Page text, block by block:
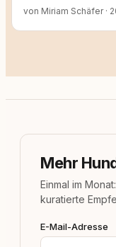
von Miriam Schäfer ·
Mehr
Einmal im
kuratierte
E-Mail-Adresse